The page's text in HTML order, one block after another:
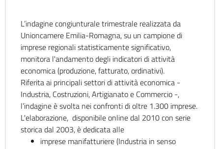
L’indagine congiunturale trimestrale realizzata da
Unioncamere Emilia-Romagna, su un campione di
imprese regionali statisticamente significativo,
monitora l'andamento degli indicatori di attività
economica (produzione, fatturato, ordinativi).
Riferita ai principali settori di attività economica -
Industria, Costruzioni, Artigianato e Commercio -,
l’indagine è svolta nei confronti di oltre 1.300 imprese.
L'elaborazione, disponibile online dal 2010 con serie
storica dal 2003, è dedicata alle
imprese manifatturiere (Industria in senso